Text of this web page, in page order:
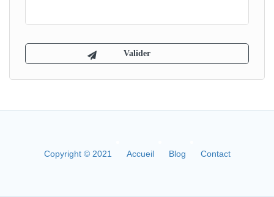
Copyright © 2021 Accueil Blog Contact